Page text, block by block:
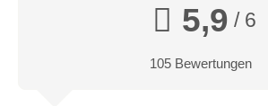
5,9 / 6
105 Bewertungen